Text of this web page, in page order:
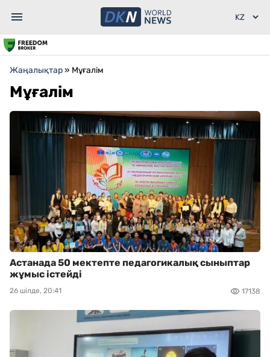
Жаңалықтар» Мұғалім
Мұғалім
Астанада 50 мектепте педагогикалық сыныптар
жұмыс істейді
26 шілде, 20:41 17138